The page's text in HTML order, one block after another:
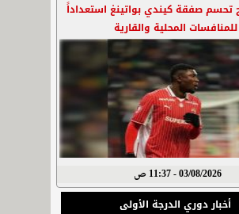
تحسم صفقة كيندي بواتينغ استعداداً
للمنافسات المحلية والقارية
03/08/2026 - 11:37 ص
أخبار دوري الدرجة الأولى